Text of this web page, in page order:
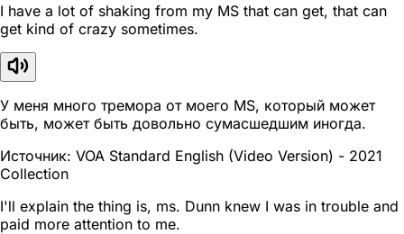
I have a lot of shaking from my MS that can get, that can
get kind of crazy sometimes.
У меня много тремора от моего MS, который может
быть, может быть довольно сумасшедшим иногда.
Источник: VOA Standard English (Video Version) - 2021
Collection
I'll explain the thing is, ms. Dunn knew I was in trouble and
paid more attention to me.